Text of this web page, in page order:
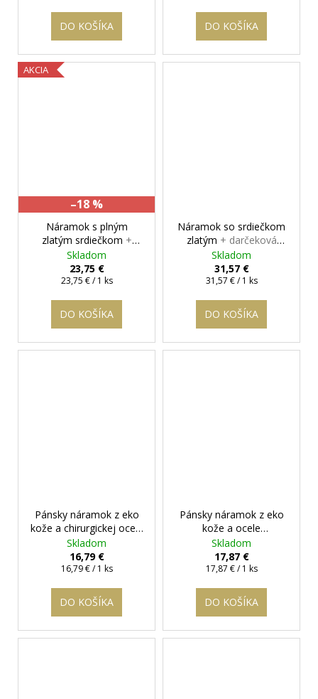
DO KOŠÍKA DO KOŠÍKA
AKCIA
–18 %
Náramok s plným
zlatým srdiečkom +
darčeková krabička
zadarmo
Skladom
23,75 €
Jednotková
23,75 € / 1 ks
DO KOŠÍKA
Náramok so srdiečkom
zlatým + darčeková
krabička zadarmo
Skladom
31,57 €
Jednotková
31,57 € / 1 ks
DO KOŠÍKA
Pánsky náramok z eko
kože a chirurgickej ocele
- Napoleon+ darčeková
krabička zadarmo
Skladom
16,79 €
Jednotková
16,79 € / 1 ks
DO KOŠÍKA
Pánsky náramok z eko
kože a ocele
tmavohnedý
darčeková krabička
zadarmo
Skladom
17,87 €
Jednotková
17,87 € / 1 ks
DO KOŠÍKA